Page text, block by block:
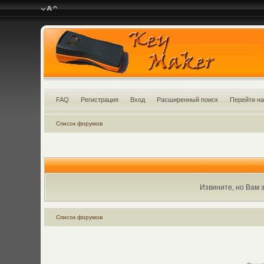
FAQ Регистрация Вход Расширенный поиск Перейти
Список форумов
Извините, но Вам
Список форумов